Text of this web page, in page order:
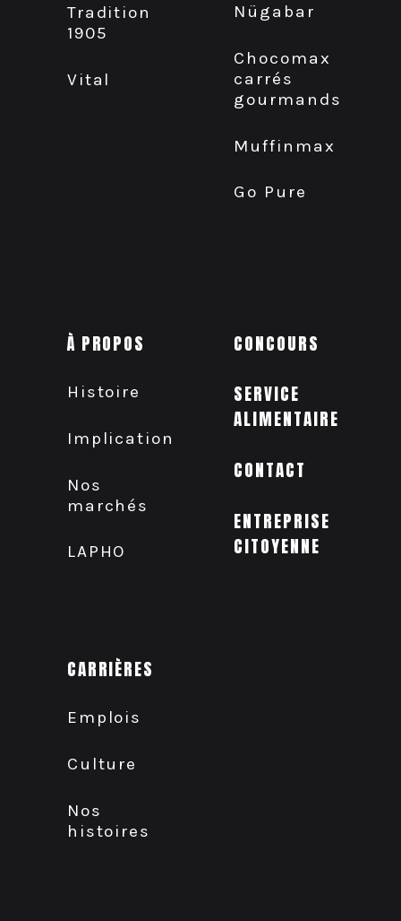
Tradition
1905
Vital
Nügabar
Chocomax
carrés
gourmands
Muffinmax
Go Pure
À PROPOS
Histoire
Implication
Nos
marchés
LAPHO
CARRIÈRES
Emplois
Culture
Nos
histoires
CONCOURS
SERVICE
ALIMENTAIRE
CONTACT
ENTREPRISE
CITOYENNE